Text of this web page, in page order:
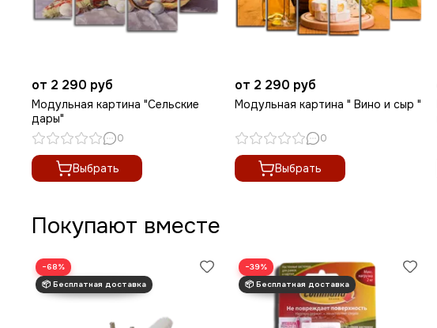
от 2 290 руб
Модульная картина "Сельские
дары"
0
Выбрать
от 2 290 руб
Модульная картина " Вино и сыр "
0
Выбрать
Покупают вместе
−68% −39%